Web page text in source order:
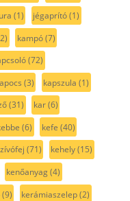
(1) jégaprító(1)
kampó(7)
(72)
(3) kapszula (1)
(31) kar(6)
(6) kefe (40)
(71) kehely(15)
kenőanyag(4)
(9) kerámiaszelep(2)